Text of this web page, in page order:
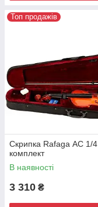
Топ продажів
Скрипка Rafaga АС 1/4
комплект
В наявності
3 310 ₴